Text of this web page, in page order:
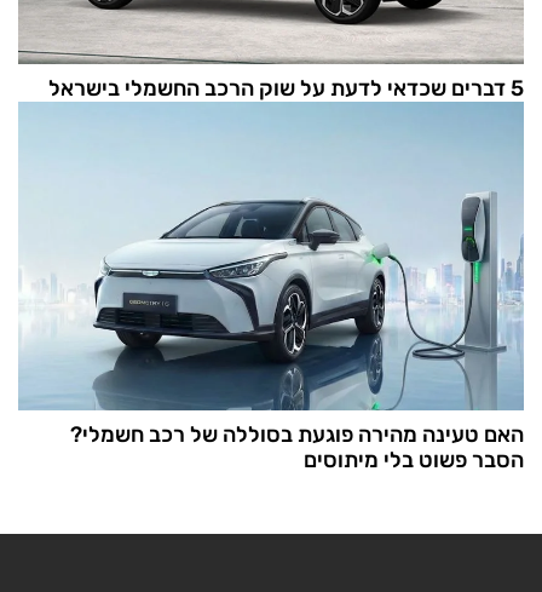
5 דברים שכדאי לדעת על שוק הרכב החשמלי בישראל
האם טעינה מהירה פוגעת בסוללה של רכב חשמלי?
הסבר פשוט בלי מיתוסים